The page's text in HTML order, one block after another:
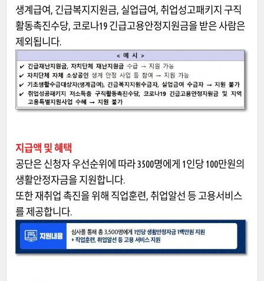
생계급여, 긴급복지지원금, 실업급여, 취업성고패키지 구직
활동촉진수당, 코로나19 긴급고용안정지원금을 받은 사람은
제외됩니다.
지급액 및 혜택
공단은 신청자 우선순위에 따라 3500명에게 1인당 100만원의
생활안정자금을 지원합니다.
또한 재취업 촉진을 위해 직업훈련, 취업알선 등 고용서비스
를 제공합니다.